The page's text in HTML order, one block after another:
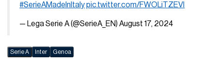
#SerieAMadeInItaly pic.twitter.com/FWOLiTZEVI
— Lega Serie A (@SerieA_EN)August 17, 2024
Serie A Inter Genoa